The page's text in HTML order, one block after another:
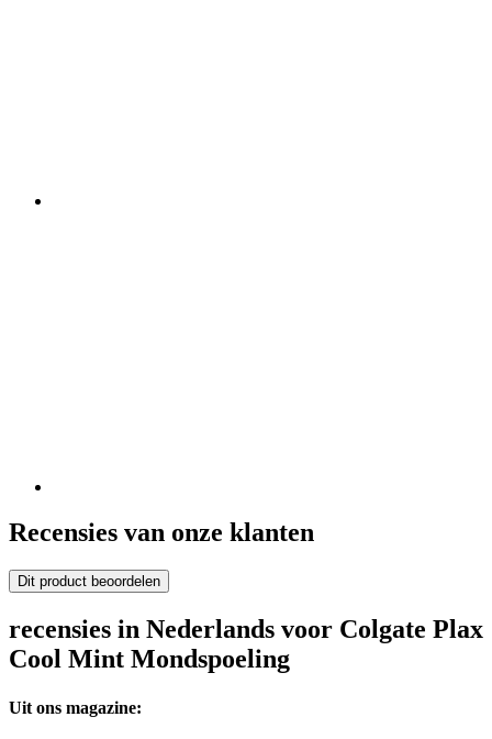
Recensies van onze klanten
Dit product beoordelen
recensies in Nederlands voor Colgate Plax
Cool Mint Mondspoeling
Uit ons magazine: